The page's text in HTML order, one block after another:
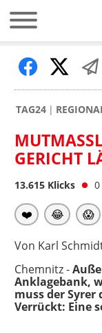
TAG24
ERICHT
13.615 Klicks 0
❤️ 😂 😱
Von Karl
Chemnitz -
Anklagebank,
muss der
Verrückt: Eine